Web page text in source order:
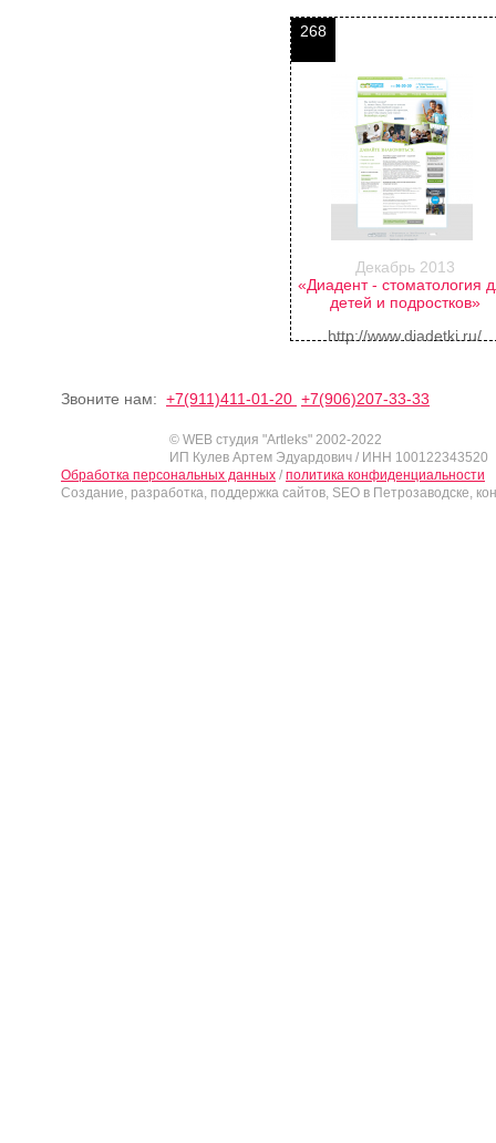
268
Декабрь 2013
«Диадент - стоматология
детей и подростков»
http://www.diadetki.ru/
Звоните нам: +7(911)411-01-20 +7(906)207-33-33
© WEB студия "Artleks" 2002-2022
ИП Кулев Артем Эдуардович / ИНН 100122343520
Обработка персональных данных / политика конфиденциальности
Создание, разработка, поддержка сайтов, SEO в Петрозаводске,